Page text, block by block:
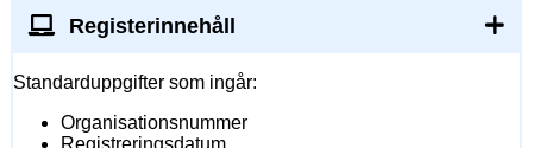
Registerinnehåll
Standarduppgifter som ingår:
Organisationsnummer